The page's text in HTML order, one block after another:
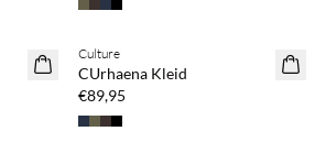
NEUHEITEN
Culture
CUrhaena Kleid
€89,95